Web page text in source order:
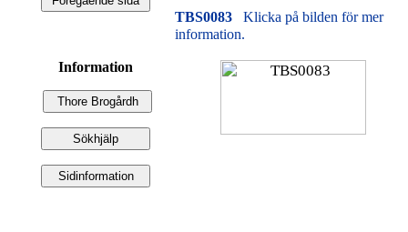
Information
TBS0083
Klicka på bilden för mer
information.